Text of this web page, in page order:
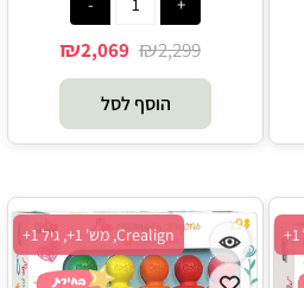
₪2,299
₪2,069
הוסף לסל
Crealign, מש' 1+, גיל 1+